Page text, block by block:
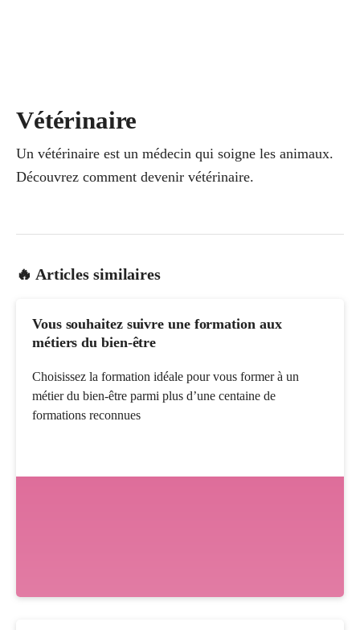
Vétérinaire
Un vétérinaire est un médecin qui soigne les animaux.
Découvrez comment devenir vétérinaire.
🔥 Articles similaires
Vous souhaitez suivre une formation aux
métiers du bien-être
Choisissez la formation idéale pour vous former à un
métier du bien-être parmi plus d’une centaine de
formations reconnues